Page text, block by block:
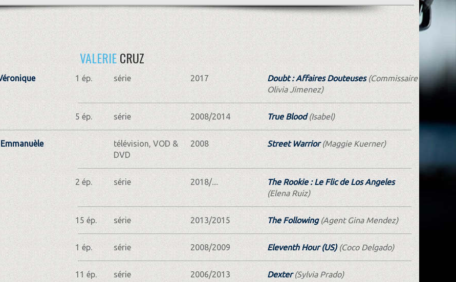
VALERIECRUZ
1 ép. série 2017 Doubt : Affaires Douteuses(Commissaire
Olivia Jimenez)
5 ép. série 2008/2014 True Blood(Isabel)
télévision, VOD &
DVD
2008 Street Warrior(Maggie Kuerner)
2 ép. série 2018/....
The Rookie : Le Flic de Los Angeles
(Elena Ruiz)
15 ép. série 2013/2015 The Following(Agent Gina Mendez)
1 ép. série 2008/2009 Eleventh Hour (US)(Coco Delgado)
11 ép. série 2006/2013 Dexter(Sylvia Prado)